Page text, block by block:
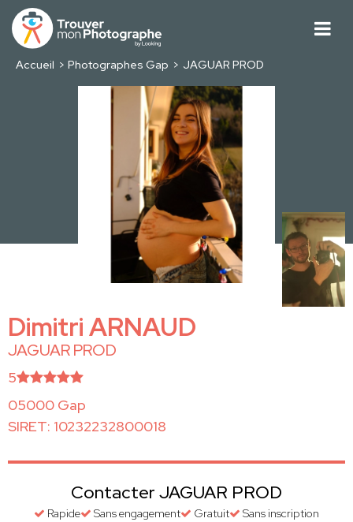
Accueil Photographes Gap JAGUAR PROD
Dimitri ARNAUD
JAGUAR PROD
5
05000 Gap
SIRET: 10232232800018
Contacter JAGUAR PROD
Rapide Sans engagement Gratuit Sans inscription